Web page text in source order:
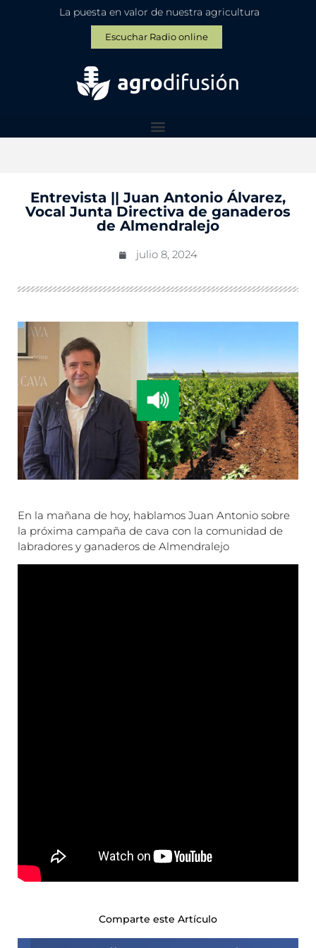
La puesta en valor de nuestra agricultura
Escuchar Radio online
Entrevista || Juan Antonio Álvarez,
Vocal Junta Directiva de ganaderos
de Almendralejo
julio 8, 2024
En la mañana de hoy, hablamos Juan Antonio sobre
la próxima campaña de cava con la comunidad de
labradores y ganaderos de Almendralejo
Comparte este Artículo